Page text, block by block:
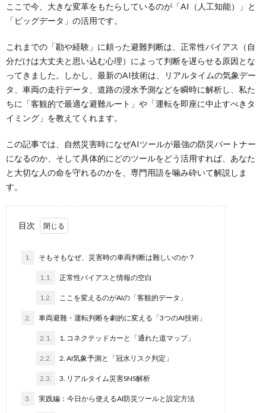
ここで今、大きな変革をもたらしているのが「AI（人工知能）」と
「ビッグデータ」の活用です。
これまでの「勘や経験」に頼った避難判断は、正常性バイアス（自
分だけは大丈夫と思い込む心理）によって判断を遅らせる原因とな
ってきました。しかし、最新のAI技術は、リアルタイムの気象デー
タ、車両の走行データ、道路の浸水予測などを瞬時に解析し、私た
ちに「客観的で最適な避難ルート」や「運転を即座に中止すべきタ
イミング」を教えてくれます。
この記事では、自然災害時になぜAIツールが最強の防災パートナー
になるのか、そして具体的にどのツールをどう活用すれば、あなた
と大切な人の命を守れるのかを、専門用語を噛み砕いて解説しま
す。
目次
1. そもそもなぜ、災害時の車両判断は難しいのか？
1.1. 正常性バイアスと情報の空白
1.2. ここを変えるのがAIの「客観的データ」
2. 車両避難・運転判断を劇的に変える「3つのAI技術」
2.1. 1. コネクテッドカーと「通れた道マップ」
2.2. 2. AI気象予測と「冠水リスク判定」
2.3. 3. リアルタイム災害SNS解析
3. 実践編：今日から使えるAI防災ツールと設定方法